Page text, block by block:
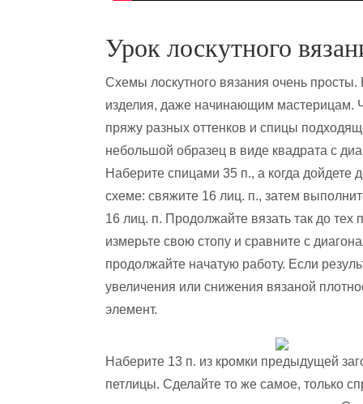
Урок лоскутного
Схемы лоскутного вязания очень
изделия, даже начинающим мастерицам.
пряжу разных оттенков и спицы
небольшой образец в виде квадрата с
Наберите спицами 35 п., а когда дойдете
схеме: свяжите 16 лиц. п., затем
16 лиц. п. Продолжайте вязать так до тех
измерьте свою стопу и сравните с
продолжайте начатую работу. Если
увеличения или снижения вязаной
элемент.
Наберите 13 п. из кромки предыдущей
петлицы. Сделайте то же самое, только